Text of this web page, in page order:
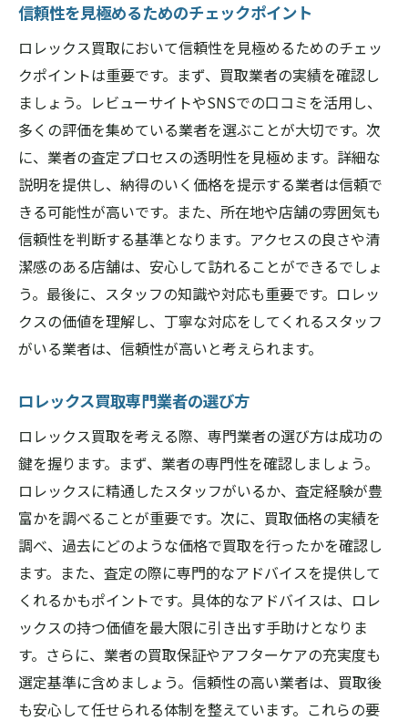
信頼性を見極めるためのチェックポイント
ロレックス買取において信頼性を見極めるためのチェッ
クポイントは重要です。まず、買取業者の実績を確認し
ましょう。レビューサイトやSNSでの口コミを活用し、
多くの評価を集めている業者を選ぶことが大切です。次
に、業者の査定プロセスの透明性を見極めます。詳細な
説明を提供し、納得のいく価格を提示する業者は信頼で
きる可能性が高いです。また、所在地や店舗の雰囲気も
信頼性を判断する基準となります。アクセスの良さや清
潔感のある店舗は、安心して訪れることができるでしょ
う。最後に、スタッフの知識や対応も重要です。ロレッ
クスの価値を理解し、丁寧な対応をしてくれるスタッフ
がいる業者は、信頼性が高いと考えられます。
ロレックス買取専門業者の選び方
ロレックス買取を考える際、専門業者の選び方は成功の
鍵を握ります。まず、業者の専門性を確認しましょう。
ロレックスに精通したスタッフがいるか、査定経験が豊
富かを調べることが重要です。次に、買取価格の実績を
調べ、過去にどのような価格で買取を行ったかを確認し
ます。また、査定の際に専門的なアドバイスを提供して
くれるかもポイントです。具体的なアドバイスは、ロレ
ックスの持つ価値を最大限に引き出す手助けとなりま
す。さらに、業者の買取保証やアフターケアの充実度も
選定基準に含めましょう。信頼性の高い業者は、買取後
も安心して任せられる体制を整えています。これらの要